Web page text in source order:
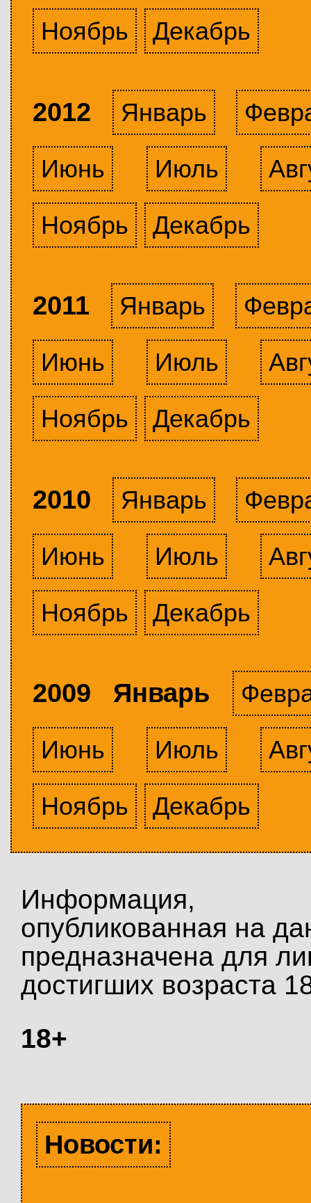
Ноябрь
Декабрь
2012 Январь
Июнь
Июль
Ноябрь
Декабрь
2011 Январь
Июнь
Июль
Ноябрь
Декабрь
2010 Январь
Июнь
Июль
Ноябрь
Декабрь
2009 Январь
Июнь
Июль
Ноябрь
Декабрь
Информация,
опубликованная на
предназначена для
достигших возраста
18+
Новости: